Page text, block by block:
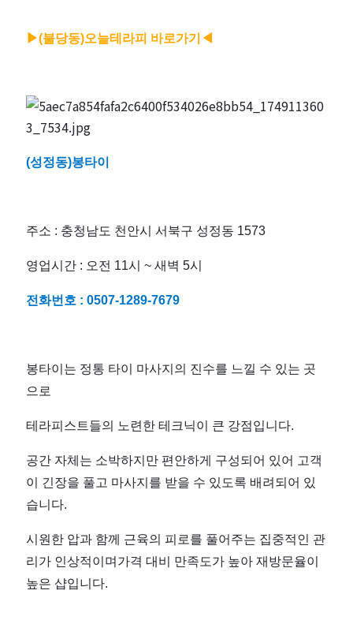
곳
전
국
마
사
지
저
가
예
약
마
짱
▶(불당동)오늘테라피 바로가기◀
(성정동)봉타이
주소 : 충청남도 천안시 서북구 성정동 1573
영업시간 : 오전 11시 ~ 새벽 5시
전화번호 :0507-1289-7679
봉타이는 정통 타이 마사지의 진수를 느낄 수 있는 곳
으로
테라피스트들의 노련한 테크닉이 큰 강점입니다.
공간 자체는 소박하지만 편안하게 구성되어 있어 고객
이 긴장을 풀고 마사지를 받을 수 있도록 배려되어 있
습니다.
시원한 압과 함께 근육의 피로를 풀어주는 집중적인 관
리가 인상적이며가격 대비 만족도가 높아 재방문율이
높은 샵입니다.